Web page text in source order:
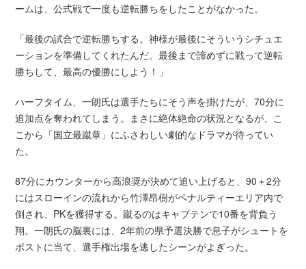
ームは、公式戦で一度も逆転勝ちをしたことがなかった。
「最後の試合で逆転勝ちする。神様が最後にそういうシチュエ
ーションを準備してくれたんだ。最後まで諦めずに戦って逆転
勝ちして、最高の優勝にしよう！」
ハーフタイム、一朗氏は選手たちにそう声を掛けたが、70分に
追加点を奪われてしまう。まさに絶体絶命の状況となるが、こ
こから「国立最蹴章」にふさわしい劇的なドラマが待ってい
た。
87分にカウンターから高浪奨が決めて追い上げると、90＋2分
にはスローインの流れから竹澤昂樹がペナルティーエリア内で
倒され、PKを獲得する。蹴るのはキャプテンで10番を背負う
翔。一朗氏の脳裏には、2年前の県予選決勝で息子がシュートを
ポストに当て、選手権出場を逃したシーンがよぎった。